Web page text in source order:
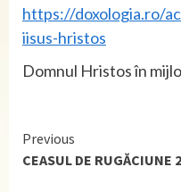
https://doxologia.ro/
iisus-hristos
Domnul Hristos în
Continue
Reading
Previous
CEASUL DE RUGĂCIUNE